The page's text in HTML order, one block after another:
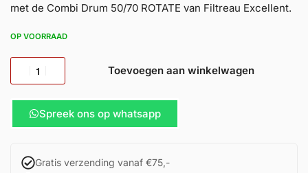
met de Combi Drum 50/70 ROTATE van Filtreau Excellent.
OP VOORRAAD
Toevoegen aan winkelwagen
Spreek ons op whatsapp
Gratis verzending vanaf €75,-